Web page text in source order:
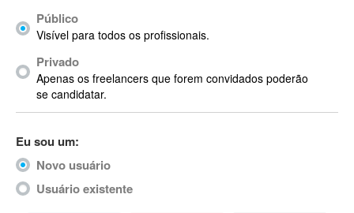
ACPI
Acrobat
Acrobat X
Acronis
ACT
Actimize
ActionScript
ActionScript 3
Público
Visível para todos os profissionais.
Privado
Apenas os freelancers que forem convidados poderão
se candidatar.
Eu sou um:
Novo usuário
Usuário existente